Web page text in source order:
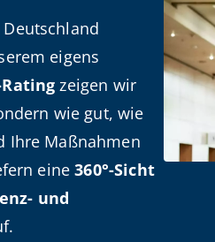
eigens
zeigen wir
wie gut, wie
Ihre Maßnahmen
eine360°-Sicht
und